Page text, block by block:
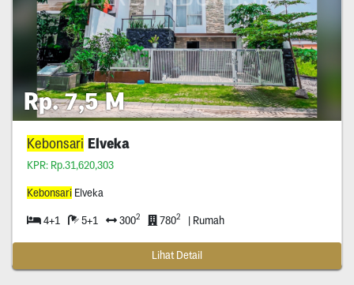
Rp. 7,5 M
Kebonsari Elveka
KPR: Rp.31,620,303
KebonsariElveka
4+1 5+1 3002 7802 | Rumah
Lihat Detail